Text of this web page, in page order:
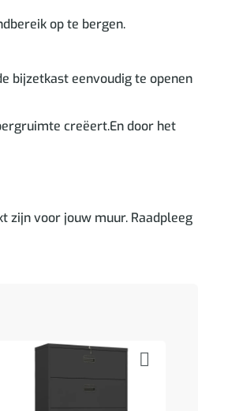
op te bergen.
bijzetkast eenvoudig te openen
creëert.En door het
zijn voor jouw muur. Raadpleeg